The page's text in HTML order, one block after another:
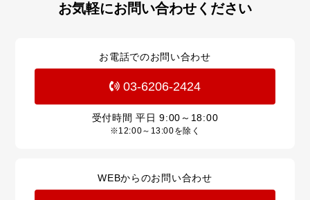
お気軽にお問い合わせください
お電話でのお問い合わせ
03-6206-2424
受付時間 平日9:00～18:00
※12:00～13:00を除く
WEBからのお問い合わせ